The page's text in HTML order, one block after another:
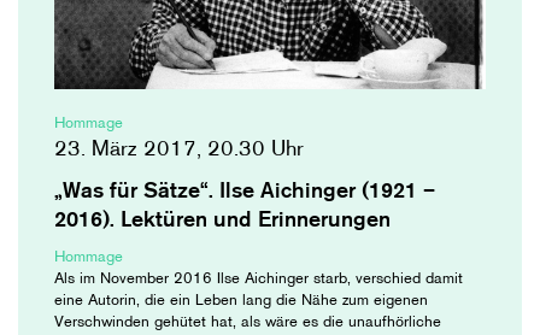
Hommage
23. März 2017, 20.30 Uhr
„Was für Sätze“. Ilse Aichinger (1921 –
2016). Lektüren und Erinnerungen
Hommage
Als im November 2016 Ilse Aichinger starb, verschied damit
eine Autorin, die ein Leben lang die Nähe zum eigenen
Verschwinden gehütet hat, als wäre es die unaufhörliche